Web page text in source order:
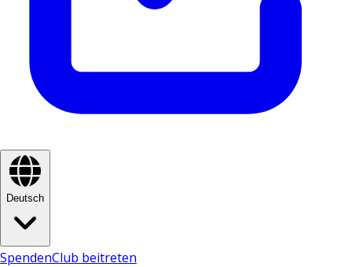
Deutsch
SpendenClub beitreten